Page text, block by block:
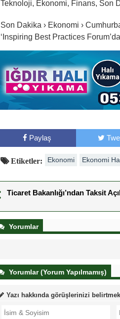
Teknoloji, Ekonomi, Finans, Son
Son Dakika › Ekonomi ›
‘Inspiring Best Practices
Paylaş
Etiketler: Ekonomi Ekonomi
Ticaret Bakanlığı’ndan Taksit
Yorumlar
Yorumlar (Yorum Yapılmamış)
Yazı hakkında görüşlerinizi